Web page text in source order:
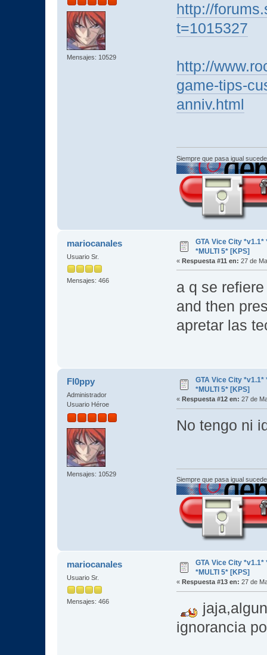
Mensajes: 10529
http://
t=1015327
http://
game-tips-
anniv.html
Siempre que pasa igual
mariocanales
Usuario Sr.
Mensajes: 466
GTA Vice City *v1.1*
*MULTI 5* [KPS]
« Respuesta #11 en: 27 de
a q se
and then
apretar las
Fl0ppy
Administrador
Usuario Héroe
Mensajes: 10529
GTA Vice City *v1.1*
*MULTI 5* [KPS]
« Respuesta #12 en: 27 de
No tengo ni
Siempre que pasa igual
mariocanales
Usuario Sr.
Mensajes: 466
GTA Vice City *v1.1*
*MULTI 5* [KPS]
« Respuesta #13 en: 27 de
ignorancia